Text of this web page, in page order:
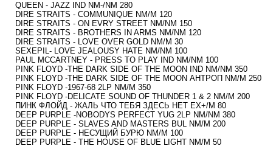
QUEEN - JAZZ IND NM-/NM 280
DIRE STRAITS - COMMUNIQUE NM/M 120
DIRE STRAITS - ON EVRY STREET NM/NM 150
DIRE STRAITS - BROTHERS IN ARMS NM/NM 120
DIRE STRAITS - LOVE OVER GOLD NM/M 30
SEXEPIL- LOVE JEALOUSY HATE NM/NM 100
PAUL MCCARTNEY - PRESS TO PLAY IND NM/NM 100
PINK FLOYD -THE DARK SIDE OF THE MOON IND NM/NM 350
PINK FLOYD -THE DARK SIDE OF THE MOON АНТРОП NM/M 250
PINK FLOYD -1967-68 2LP NM/M 350
PINK FLOYD -DELICATE SOUND OF THUNDER 1 & 2 NM/M 200
ПИНК ФЛОЙД - ЖАЛЬ ЧТО ТЕБЯ ЗДЕСЬ НЕТ EX+/M 80
DEEP PURPLE -NOBODYS PERFECT YUG 2LP NM/NM 380
DEEP PURPLE - SLAVES AND MASTERS BUL NM/M 200
DEEP PURPLE - НЕСУЩИЙ БУРЮ NM/M 100
DEEP PURPLE - THE HOUSE OF BLUE LIGHT NM/M 50